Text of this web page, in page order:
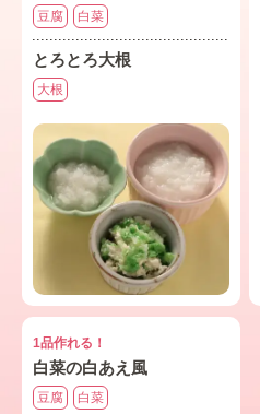
豆腐 白菜
とろとろ大根
大根
1品作れる！
白菜の白あえ風
豆腐 白菜